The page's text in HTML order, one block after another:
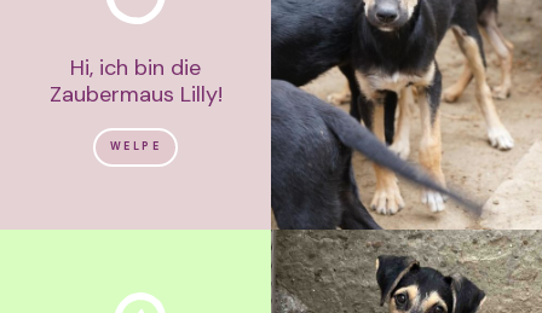
Hi, ich bin die
Zaubermaus Lilly!
WELPE